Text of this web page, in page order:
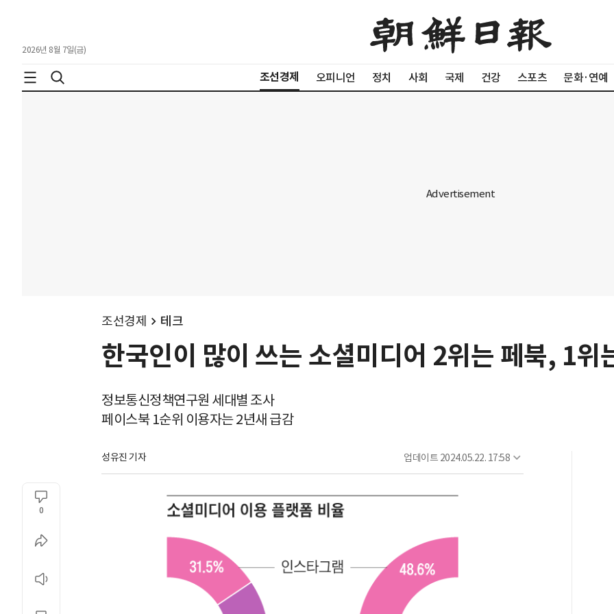
2026년 8월 7일(금)
조선경제 오피니언 정치 사회 국제 건강 스포츠 문화·연예
조선경제 테크
한국인이 많이 쓰는 소셜미디어 2위는 페북, 1위
정보통신정책연구원 세대별 조사
페이스북 1순위 이용자는 2년새 급감
성유진 기자 업데이트 2024.05.22. 17:58
0